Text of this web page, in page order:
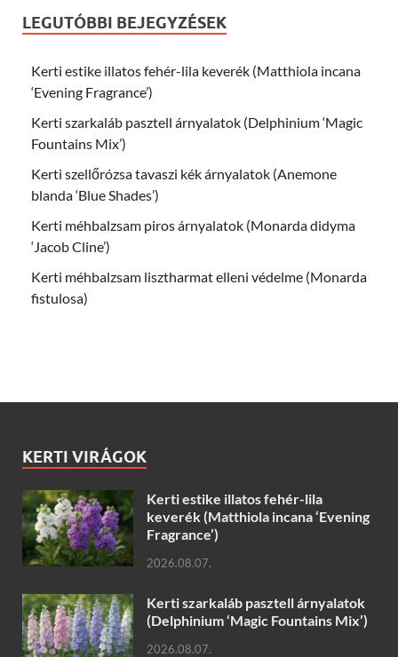
LEGUTÓBBI BEJEGYZÉSEK
Kerti estike illatos fehér-lila keverék (Matthiola incana
‘Evening Fragrance’)
Kerti szarkaláb pasztell árnyalatok (Delphinium ‘Magic
Fountains Mix’)
Kerti szellőrózsa tavaszi kék árnyalatok (Anemone
blanda ‘Blue Shades’)
Kerti méhbalzsam piros árnyalatok (Monarda didyma
‘Jacob Cline’)
Kerti méhbalzsam lisztharmat elleni védelme (Monarda
fistulosa)
KERTI VIRÁGOK
Kerti estike illatos fehér-lila
keverék (Matthiola incana ‘Evening
Fragrance’)
2026.08.07.
Kerti szarkaláb pasztell árnyalatok
(Delphinium ‘Magic Fountains Mix’)
2026.08.07.